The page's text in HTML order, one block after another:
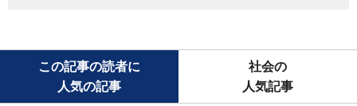
この記事の読者に
人気の記事
社会の
人気記事